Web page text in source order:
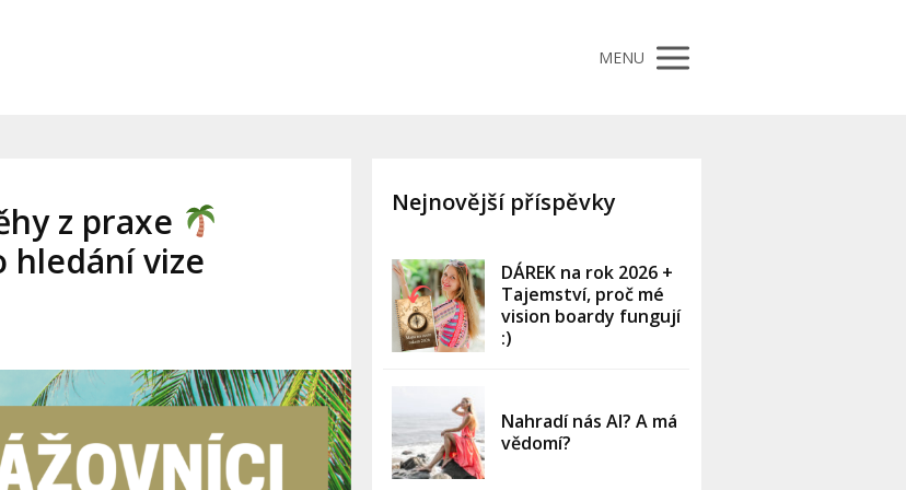
MENU
z praxe
hledání vize
Nejnovější příspěvky
DÁREK na rok 2026 +
Tajemství, proč mé
vision boardy fungují
:)
Nahradí nás AI? A má
vědomí?